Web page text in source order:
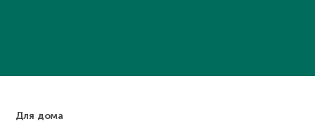
Для дома